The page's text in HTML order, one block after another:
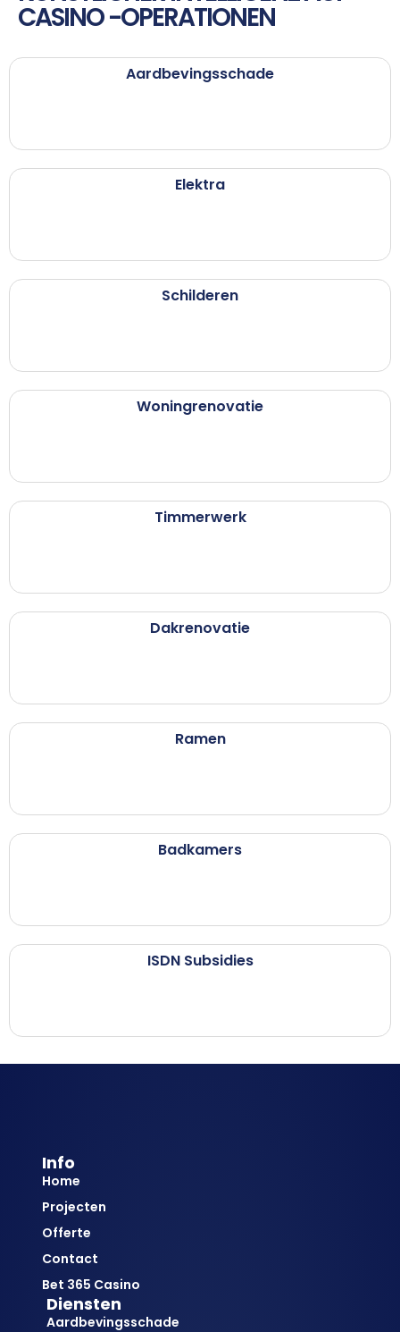
CASINO -OPERATIONEN
Aardbevingsschade
Elektra
Schilderen
Woningrenovatie
Timmerwerk
Dakrenovatie
Ramen
Badkamers
ISDN Subsidies
Info
Home
Projecten
Offerte
Contact
Bet 365 Casino
Diensten
Aardbevingsschade